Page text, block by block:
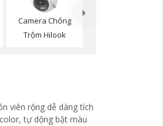
Camera Chống
Trộm Hilook
viên rộng dễ dàng tích
tự dộng bật màu